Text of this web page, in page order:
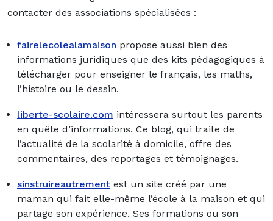
contacter des associations spécialisées :
fairelecolealamaison propose aussi bien des
informations juridiques que des kits pédagogiques à
télécharger pour enseigner le français, les maths,
l’histoire ou le dessin.
liberte-scolaire.com intéressera surtout les parents
en quête d’informations. Ce blog, qui traite de
l’actualité de la scolarité à domicile, offre des
commentaires, des reportages et témoignages.
sinstruireautrement est un site créé par une
maman qui fait elle-même l’école à la maison et qui
partage son expérience. Ses formations ou son